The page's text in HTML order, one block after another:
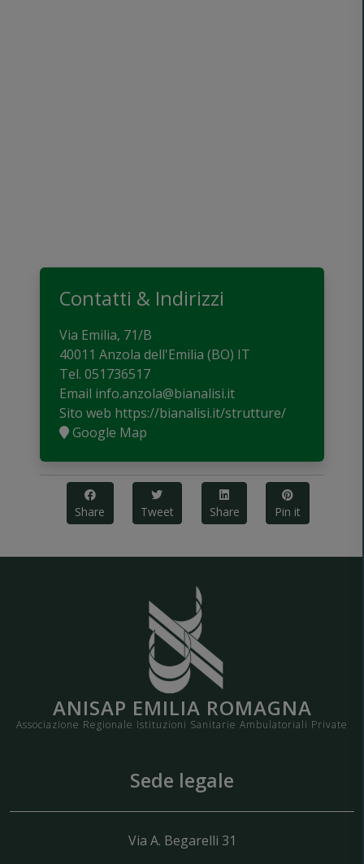
Contatti & Indirizzi
Via Emilia, 71/B
40011 Anzola dell'Emilia (BO) IT
Tel.051736517
Email info.anzola@bianalisi.it
Sito web https://bianalisi.it/strutture/
Google Map
Share Tweet Share Pin it
ANISAP EMILIA ROMAGNA
Associazione Regionale Istituzioni Sanitarie Ambulatoriali Private
Sede legale
Via A. Begarelli 31